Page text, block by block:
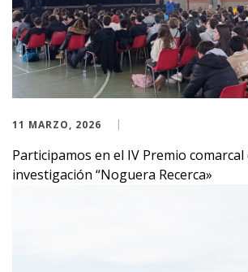
11 MARZO, 2026
Participamos en el IV Premio
investigación “Noguera Recerca»